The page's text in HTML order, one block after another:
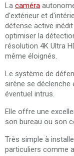
La caméra
d'extérieur et
défense active
optimiser la
résolution 4K Ultra
même éloignés.
Le système de
sirène se
éventuel intrus.
Elle offre une
son bureau ou son
Très simple à
particuliers comme